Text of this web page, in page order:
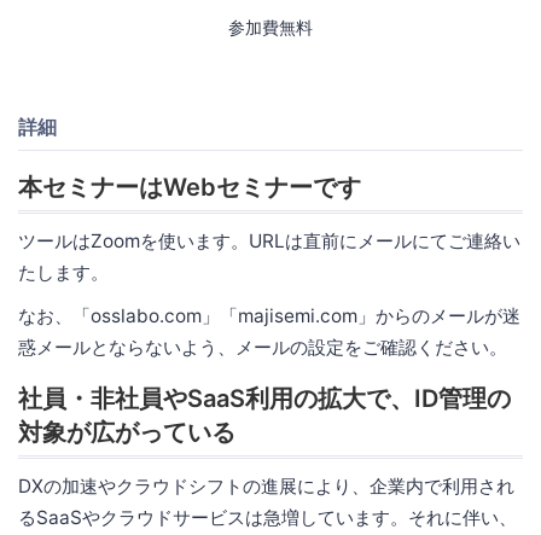
参加費無料
詳細
本セミナーはWebセミナーです
ツールはZoomを使います。URLは直前にメールにてご連絡い
たします。
なお、「osslabo.com」「majisemi.com」からのメールが迷
惑メールとならないよう、メールの設定をご確認ください。
社員・非社員やSaaS利用の拡大で、ID管理の
対象が広がっている
DXの加速やクラウドシフトの進展により、企業内で利用され
るSaaSやクラウドサービスは急増しています。それに伴い、